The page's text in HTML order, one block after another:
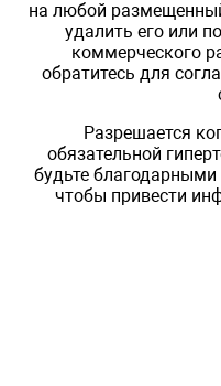
на любой
удалить его или
коммерческого
обратитесь для
Разрешается
обязательной
будьте
чтобы привести